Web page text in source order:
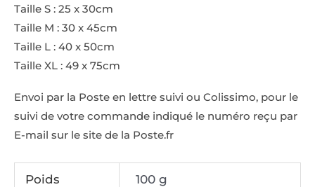
Taille S : 25 x 30cm
Taille M : 30 x 45cm
Taille L : 40 x 50cm
Taille XL : 49 x 75cm
Envoi par la Poste en lettre suivi ou Colissimo, pour le
suivi de votre commande indiqué le numéro reçu par
E-mail sur le site de la Poste.fr
Poids 100 g